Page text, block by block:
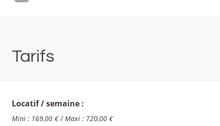
Tarifs
Locatif / semaine :
Mini : 169,00 €/ Maxi : 720,00 €